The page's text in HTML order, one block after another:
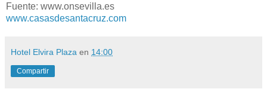
Fuente: www.onsevilla.es
www.casasdesantacruz.com
Hotel Elvira Plaza en 14:00
Compartir